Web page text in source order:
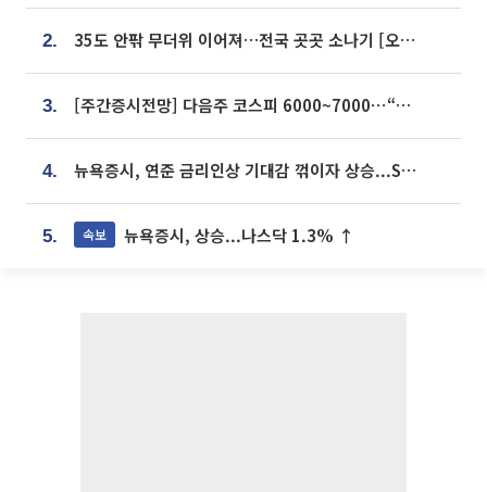
2. 35도 안팎 무더위 이어져…전국 곳곳 소나기 [오늘 날씨]
3. [주간증시전망] 다음주 코스피 6000~7000⋯“外人 수급은 정책이 변수”
4. 뉴욕증시, 연준 금리인상 기대감 꺾이자 상승...S&P500 사상 최고치 [종합]
5. 속보 뉴욕증시, 상승...나스닥 1.3% ↑